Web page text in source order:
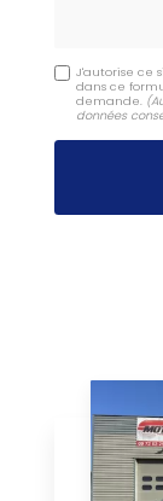
J'autorise ce
dans ce
demande.
données